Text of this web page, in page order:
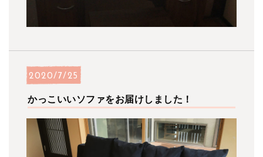
2020/7/25
かっこいいソファをお届けしました！